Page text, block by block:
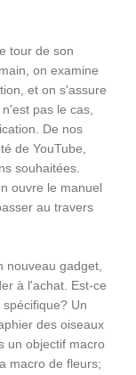
tour de son
on examine
et on s'assure
pas le cas,
De nos
de YouTube,
souhaitées.
ouvre le manuel
au travers
nouveau gadget,
à l'achat. Est-ce
Un
des oiseaux
un objectif macro
macro de fleurs;